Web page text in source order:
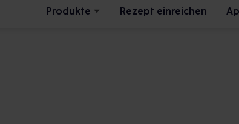
Produkte Rezept einreichen